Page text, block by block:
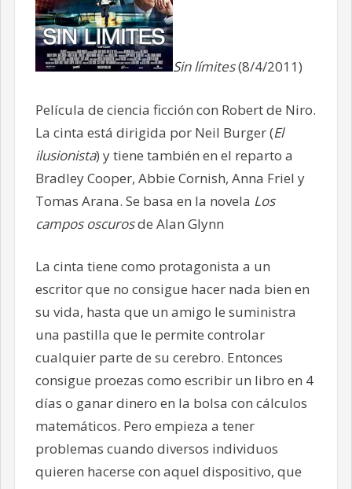
Sin límites(8/4/2011)
Película de ciencia ficción con Robert de Niro.
La cinta está dirigida por Neil Burger (El
ilusionista) y tiene también en el reparto a
Bradley Cooper, Abbie Cornish, Anna Friel y
Tomas Arana. Se basa en la novela Los
campos oscurosde Alan Glynn
La cinta tiene como protagonista a un
escritor que no consigue hacer nada bien en
su vida, hasta que un amigo le suministra
una pastilla que le permite controlar
cualquier parte de su cerebro. Entonces
consigue proezas como escribir un libro en 4
días o ganar dinero en la bolsa con cálculos
matemáticos. Pero empieza a tener
problemas cuando diversos individuos
quieren hacerse con aquel dispositivo, que